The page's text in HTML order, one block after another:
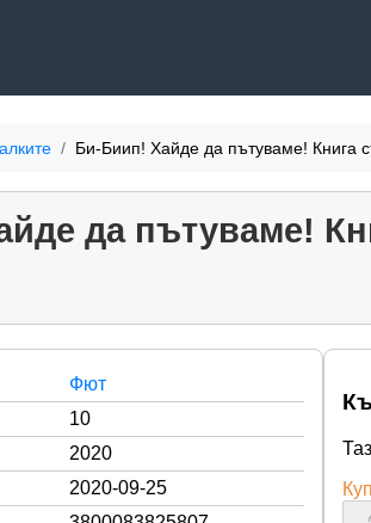
Би-Биип! Хайде да пътуваме! Книга
да пътуваме!
Фют
10
2020
2020-09-25